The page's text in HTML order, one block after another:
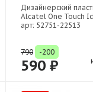
Дизайнерский
Alcatel One Touch
арт: 52751-22513
790 -200
590 ₽